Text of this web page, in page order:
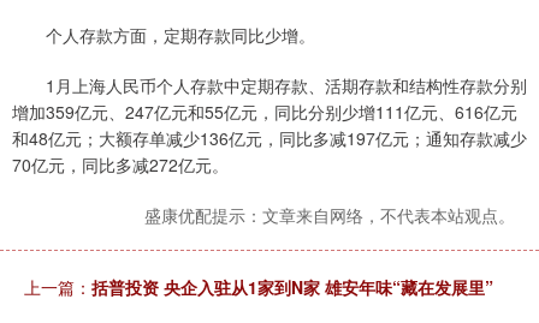
个人存款方面，定期存款同比少增。
1月上海人民币个人存款中定期存款、活期存款和结构性存款分别
增加359亿元、247亿元和55亿元，同比分别少增111亿元、616亿元
和48亿元；大额存单减少136亿元，同比多减197亿元；通知存款减少
70亿元，同比多减272亿元。
盛康优配提示：文章来自网络，不代表本站观点。
上一篇： 括普投资 央企入驻从1家到N家 雄安年味“藏在发展里”